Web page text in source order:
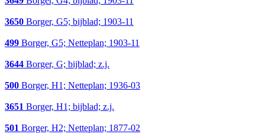
3650 Borger, G5; bijblad; 1903-11
499 Borger, G5; Netteplan; 1903-11
3644 Borger, G; bijblad; z.j.
500 Borger, H1; Netteplan; 1936-03
3651 Borger, H1; bijblad; z.j.
501 Borger, H2; Netteplan; 1877-02